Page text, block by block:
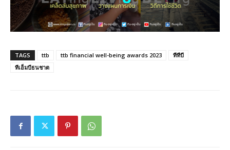
TAGS ttb ttb financial well-being awards 2023
ทีทีบี
ทีเอ็มบีธนชาต